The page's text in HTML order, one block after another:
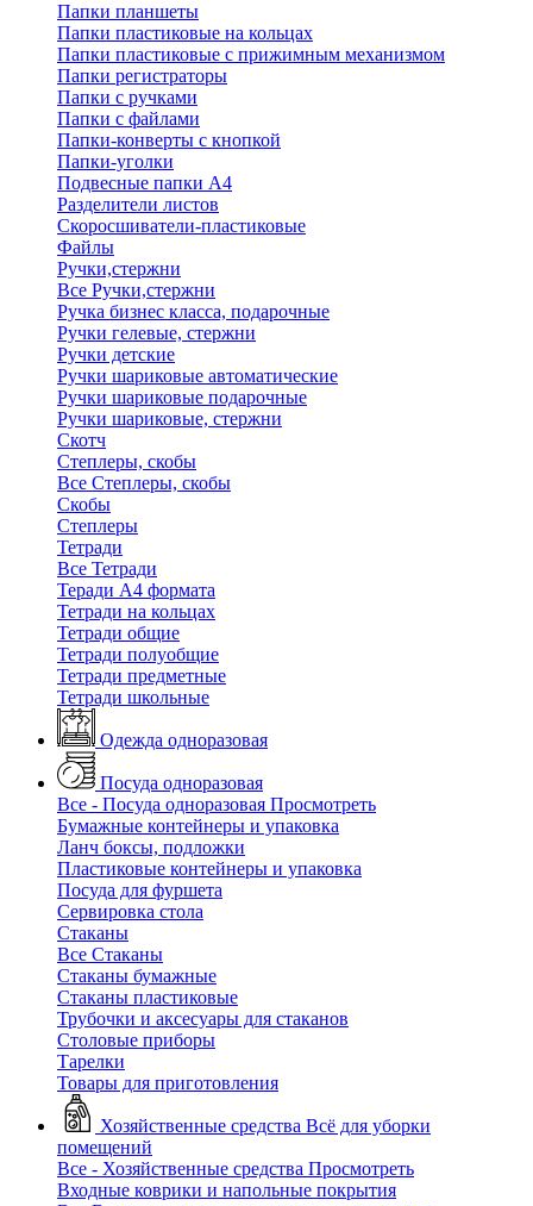
Папки планшеты
Папки пластиковые на кольцах
Папки пластиковые с прижимным механизмом
Папки регистраторы
Папки с ручками
Папки с файлами
Папки-конверты с кнопкой
Папки-уголки
Подвесные папки А4
Разделители листов
Скоросшиватели-пластиковые
Файлы
Ручки,стержни
Все Ручки,стержни
Ручка бизнес класса, подарочные
Ручки гелевые, стержни
Ручки детские
Ручки шариковые автоматические
Ручки шариковые подарочные
Ручки шариковые, стержни
Скотч
Степлеры, скобы
Все Степлеры, скобы
Скобы
Степлеры
Тетради
Все Тетради
Теради А4 формата
Тетради на кольцах
Тетради общие
Тетради полуобщие
Тетради предметные
Тетради школьные
Одежда одноразовая
Посуда одноразовая
Все - Посуда одноразовая Просмотреть
Бумажные контейнеры и упаковка
Ланч боксы, подложки
Пластиковые контейнеры и упаковка
Посуда для фуршета
Сервировка стола
Стаканы
Все Стаканы
Стаканы бумажные
Стаканы пластиковые
Трубочки и аксесуары для стаканов
Столовые приборы
Тарелки
Товары для приготовления
Хозяйственные средства Всё для уборки
помещений
Все - Хозяйственные средства Просмотреть
Входные коврики и напольные покрытия